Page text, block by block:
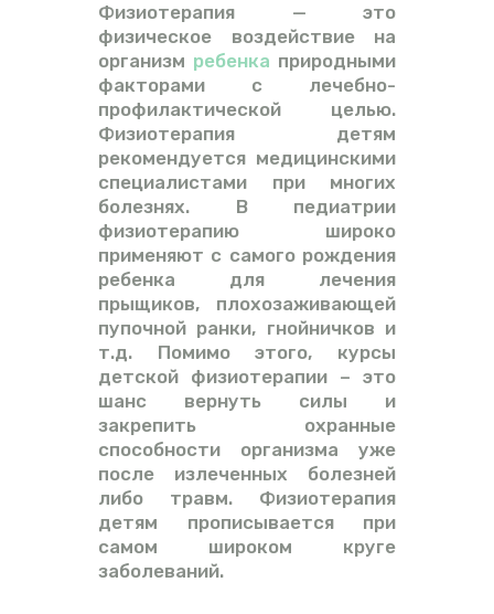
Физиотерапия — это
физическое воздействие на
организм ребенка природными
факторами с лечебно-
профилактической целью.
Физиотерапия детям
рекомендуется медицинскими
специалистами при многих
болезнях. В педиатрии
физиотерапию широко
применяют с самого рождения
ребенка для лечения
прыщиков, плохозаживающей
пупочной ранки, гнойничков и
т.д. Помимо этого, курсы
детской физиотерапии – это
шанс вернуть силы и
закрепить охранные
способности организма уже
после излеченных болезней
либо травм. Физиотерапия
детям прописывается при
самом широком круге
заболеваний.